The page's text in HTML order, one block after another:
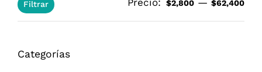
Filtrar $2,800 $62,400
Categorías